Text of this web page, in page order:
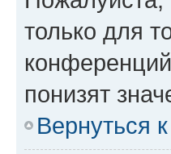
только для
понизят
Вернуться